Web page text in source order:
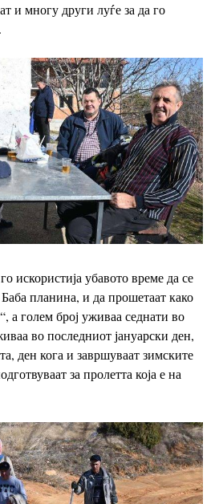
и многу други луѓе за да го
искористија убавото време да се
планина, и да прошетаат како
а голем број уживаа седнати во
во последниот јануарски ден,
ден кога и завршуваат зимските
за пролетта која е на